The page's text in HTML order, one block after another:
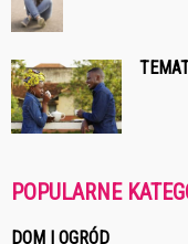
POPULARNE
DOM I OGRÓD